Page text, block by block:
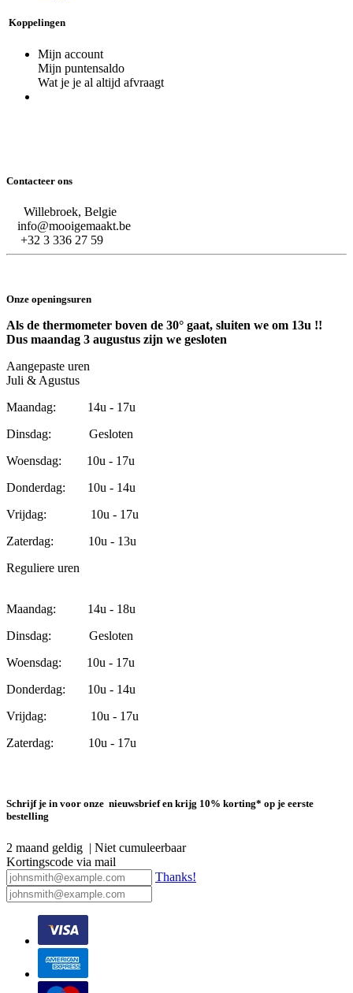
Koppelingen
Mijn account
Mijn puntensaldo
Wat je je al altijd afvraagt
Contacteer ons
Willebroek, Belgie
info@mooigemaakt.be
+32 3 336 27 59
Onze openingsuren
Als de thermometer boven de 30° gaat, sluiten we om 13u !!
Dus maandag 3 augustus zijn we gesloten
Aangepaste uren
Juli & Agustus
Maandag: 14u - 17u
Dinsdag: Gesloten
Woensdag: 10u - 17u
Donderdag: 10u - 14u
Vrijdag: 10u - 17u
Zaterdag: 10u - 13u
Reguliere uren
Maandag: 14u - 18u
Dinsdag: Gesloten
Woensdag: 10u - 17u
Donderdag: 10u - 14u
Vrijdag: 10u - 17u
Zaterdag: 10u - 17u
Schrijf je in voor onze nieuwsbrief en krijg 10% korting* op je eerste
bestelling
2 maand geldig | Niet cumuleerbaar
Kortingscode via mail
Thanks!